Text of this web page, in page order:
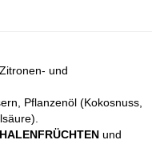
und
Pflanzenöl (Kokosnuss,
und